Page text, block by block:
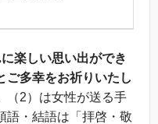
楽しい思い出ができ
ご多幸をお祈りいたし
（2）は女性が送る手
語・結語は「拝啓・敬